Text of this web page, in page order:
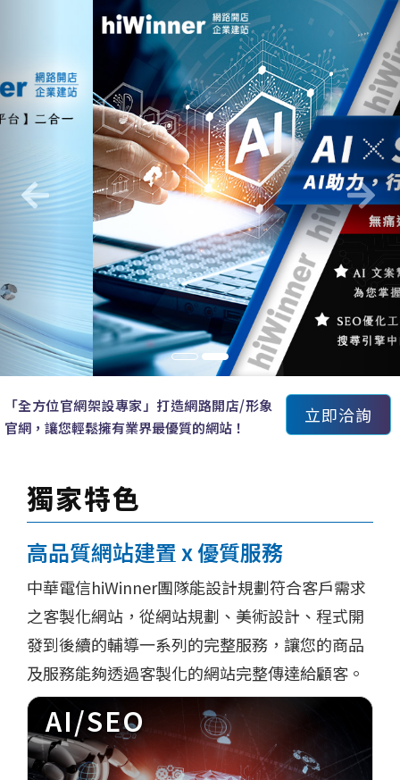
Previous
「全方位官網架設專家」打造網路開店/形象
官網，讓您輕鬆擁有業界最優質的網站！
立即洽詢
獨家特色
高品質網站建置 x 優質服務
中華電信hiWinner團隊能設計規劃符合客戶需求
之客製化網站，從網站規劃、美術設計、程式開
發到後續的輔導一系列的完整服務，讓您的商品
及服務能夠透過客製化的網站完整傳達給顧客。
AI/SEO